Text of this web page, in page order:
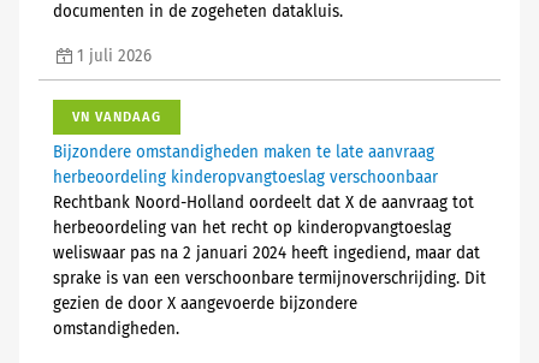
documenten in de zogeheten datakluis.
1 juli 2026
VN VANDAAG
Bijzondere omstandigheden maken te late aanvraag
herbeoordeling kinderopvangtoeslag verschoonbaar
Rechtbank Noord-Holland oordeelt dat X de aanvraag tot
herbeoordeling van het recht op kinderopvangtoeslag
weliswaar pas na 2 januari 2024 heeft ingediend, maar dat
sprake is van een verschoonbare termijnoverschrijding. Dit
gezien de door X aangevoerde bijzondere
omstandigheden.